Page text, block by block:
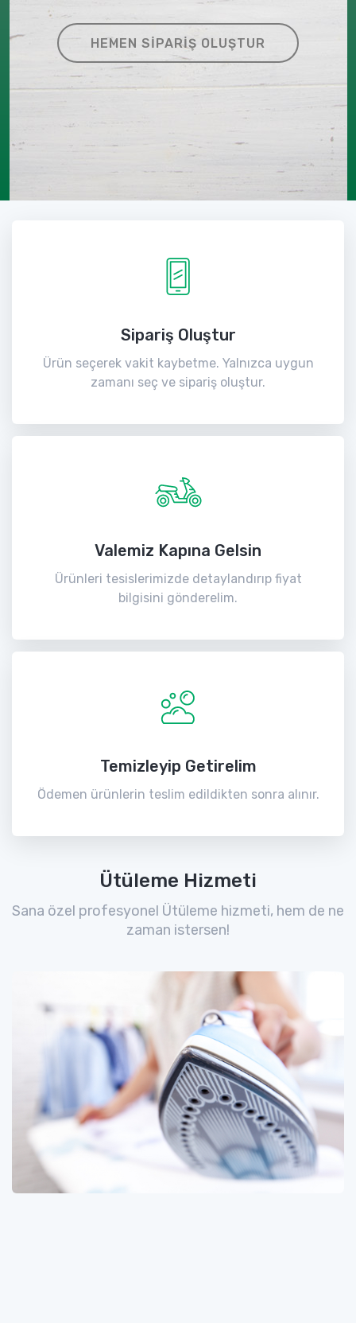
HEMEN SIPARIŞ OLUŞTUR
Sipariş Oluştur
Ürün seçerek vakit kaybetme. Yalnızca uygun
zamanı seç ve sipariş oluştur.
Valemiz Kapına Gelsin
Ürünleri tesislerimizde detaylandırıp fiyat
bilgisini gönderelim.
Temizleyip Getirelim
Ödemen ürünlerin teslim edildikten sonra alınır.
Ütüleme Hizmeti
Sana özel profesyonel Ütüleme hizmeti, hem de ne
zaman istersen!